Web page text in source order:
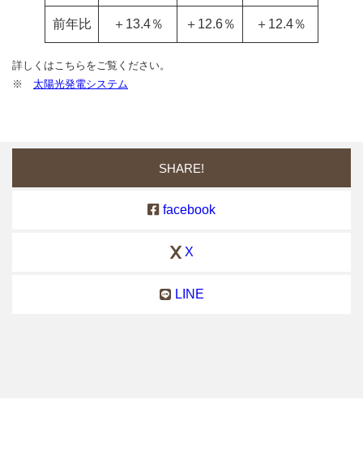
前年比 ＋13.4％ ＋12.6％ ＋12.4％
詳しくはこちらをご覧ください。
※ 太陽光発電システム
SHARE!
facebook
X
LINE